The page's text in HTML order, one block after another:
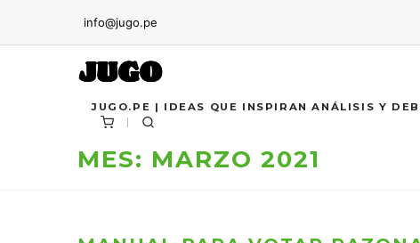
info@jugo.pe
JUGO.PE | IDEAS QUE INSPIRAN ANÁLISIS Y
MES: MARZO 2021